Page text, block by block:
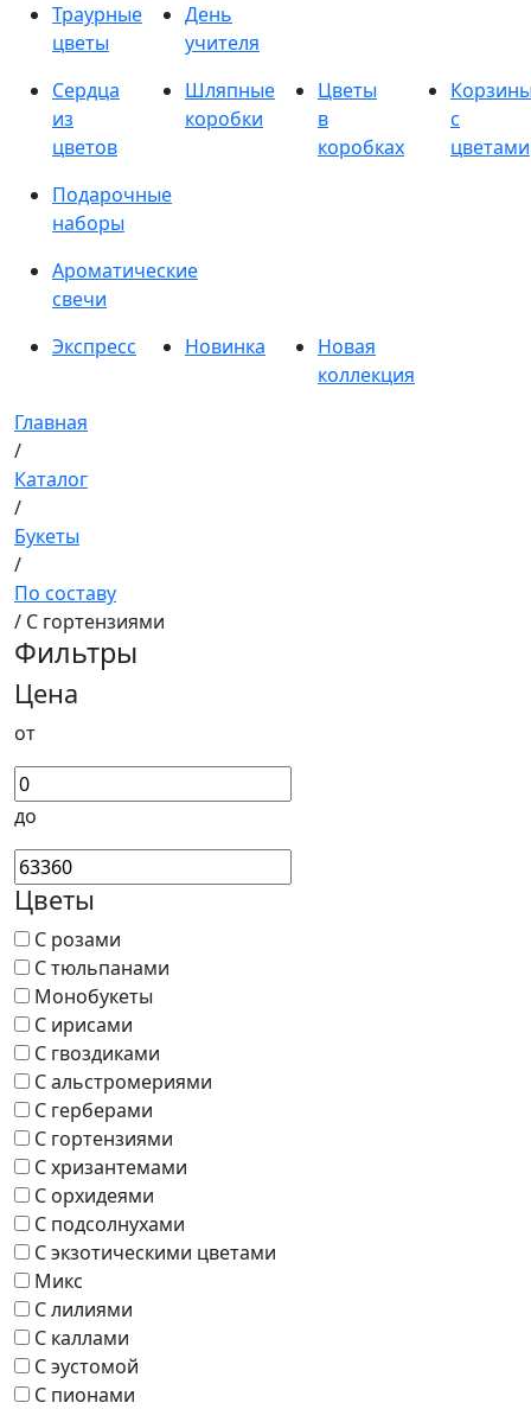
Траурные
цветы
День
учителя
Сердца
из
цветов
Шляпные
коробки
Цветы
в
коробках
с
цветами
Подарочные
наборы
Ароматические
свечи
Экспресс
Новинка
Новая
коллекция
Главная
/
Каталог
/
Букеты
/
По составу
/ С гортензиями
Фильтры
Цена
от
до
Цветы
С розами
С тюльпанами
Монобукеты
С ирисами
С гвоздиками
С альстромериями
С герберами
С гортензиями
С хризантемами
С орхидеями
С подсолнухами
С экзотическими цветами
Микс
С лилиями
С каллами
С эустомой
С пионами